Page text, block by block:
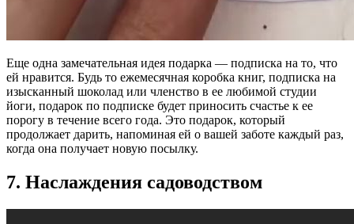
Еще одна замечательная идея подарка — подписка на то, что
ей нравится. Будь то ежемесячная коробка книг, подписка на
изысканный шоколад или членство в ее любимой студии
йоги, подарок по подписке будет приносить счастье к ее
порогу в течение всего года. Это подарок, который
продолжает дарить, напоминая ей о вашей заботе каждый раз,
когда она получает новую посылку.
7. Наслаждения садоводством